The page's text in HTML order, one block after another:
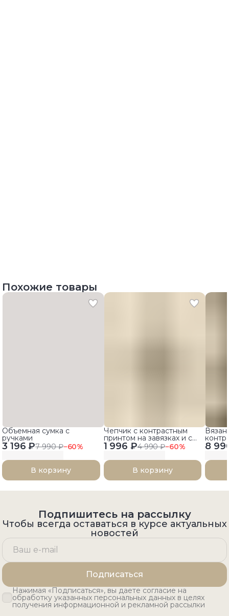
Похожие товары
3 196 ₽7 990 ₽−60%
Объемная сумка с
ручками
В корзину
1 996 ₽4 990 ₽−60%
Чепчик с контрастным
принтом на завязках и с
козырьком
В корзину
8
Подпишитесь на рассылку
Чтобы всегда оставаться в курсе актуальных
новостей
Подписаться
Нажимая «Подписаться», вы даете согласие на
обработку указанных персональных данных в целях
получения информационной и рекламной рассылки